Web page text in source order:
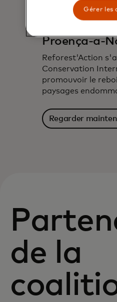
Proença-a-
Reforest'Action
Conservation
promouvoir le
paysages
Regarder
de la
Gérer les